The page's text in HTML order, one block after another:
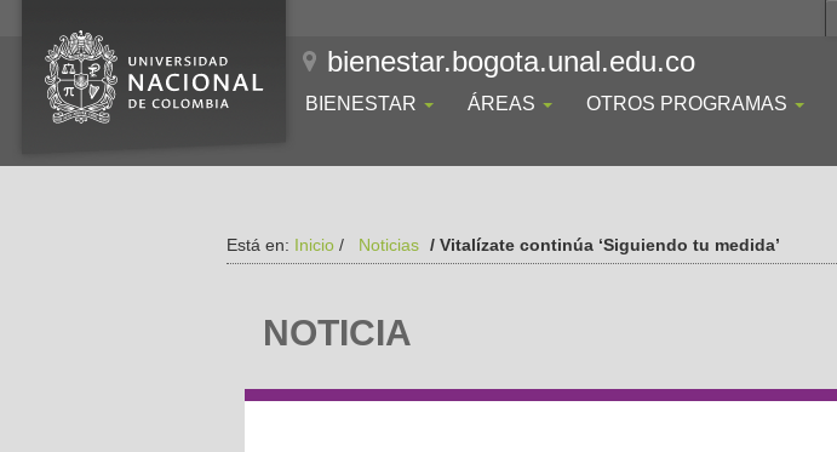
bienestar.bogota.unal.edu.co
BIENESTAR ÁREAS OTROS PROGRAMAS
Está en: Inicio / Noticias / Vitalízate continúa ‘Siguiendo tu medida’
NOTICIA